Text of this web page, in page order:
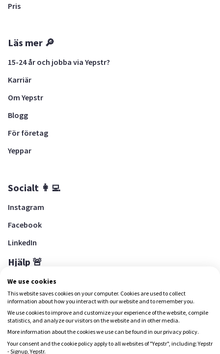
Pris
Läs mer 🔎
15-24 år och jobba via Yepstr?
Karriär
Om Yepstr
Blogg
För företag
Yeppar
Socialt 👩‍💻
Instagram
Facebook
LinkedIn
Hjälp 🚨
Hjälpcenter
Ladda ned Yepstr
Ladda ned Yepstr
We use cookies
This website saves cookies on your computer. Cookies are used to collect
information about how you interact with our website and to remember you.
We use cookies to improve and customize your experience of the website, compile
statistics, and analyze our visitors on the website and in other media.
More information about the cookies we use can be found in our privacy policy.
Your consent and the cookie policy apply to all websites of "Yepstr", including: Yepstr
- Signup, Yepstr.